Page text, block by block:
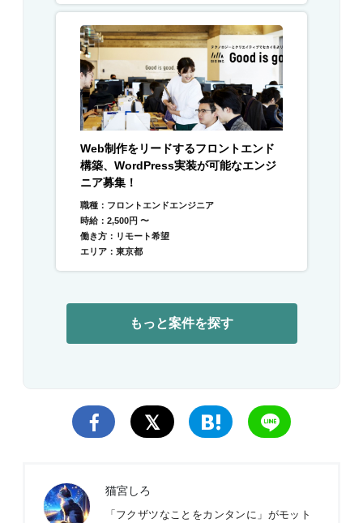
Web制作をリードするフロントエンド
構築、WordPress実装が可能なエンジ
ニア募集！
職種：フロントエンドエンジニア
時給：2,500円 〜
働き方：リモート希望
エリア：東京都
もっと案件を探す
猫宮しろ
「フクザツなことをカンタンに」がモット